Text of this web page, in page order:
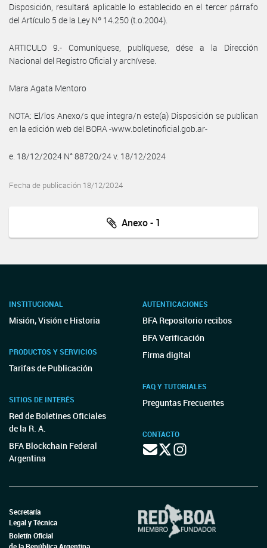
Disposición, resultará aplicable lo establecido en el tercer párrafo
del Artículo 5 de la Ley Nº 14.250 (t.o.2004).
ARTICULO 9.- Comuníquese, publíquese, dése a la Dirección
Nacional del Registro Oficial y archívese.
Mara Agata Mentoro
NOTA: El/los Anexo/s que integra/n este(a) Disposición se publican
en la edición web del BORA -www.boletinoficial.gob.ar-
e. 18/12/2024 N° 88720/24 v. 18/12/2024
Fecha de publicación 18/12/2024
Anexo - 1
INSTITUCIONAL
Misión, Visión e Historia
PRODUCTOS Y SERVICIOS
Tarifas de Publicación
SITIOS DE INTERÉS
Red de Boletines Oficiales
de la R. A.
BFA Blockchain Federal
Argentina
AUTENTICACIONES
BFA Repositorio recibos
BFA Verificación
Firma digital
FAQ Y TUTORIALES
Preguntas Frecuentes
CONTACTO
Secretaría
Legal y Técnica
Boletín Oficial
de la República Argentina